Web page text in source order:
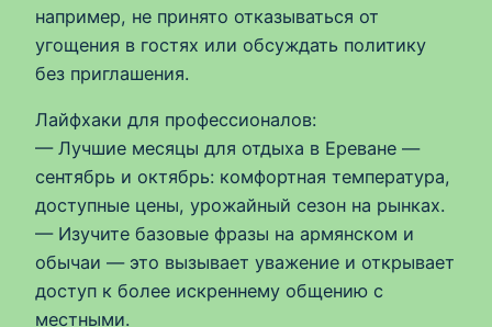
например, не принято отказываться от
угощения в гостях или обсуждать политику
без приглашения.
Лайфхаки для профессионалов:
— Лучшие месяцы для отдыха в Ереване —
сентябрь и октябрь: комфортная температура,
доступные цены, урожайный сезон на рынках.
— Изучите базовые фразы на армянском и
обычаи — это вызывает уважение и открывает
доступ к более искреннему общению с
местными.